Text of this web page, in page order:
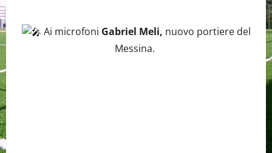
Ai microfoni Gabriel Meli, nuovo portiere del
Messina.